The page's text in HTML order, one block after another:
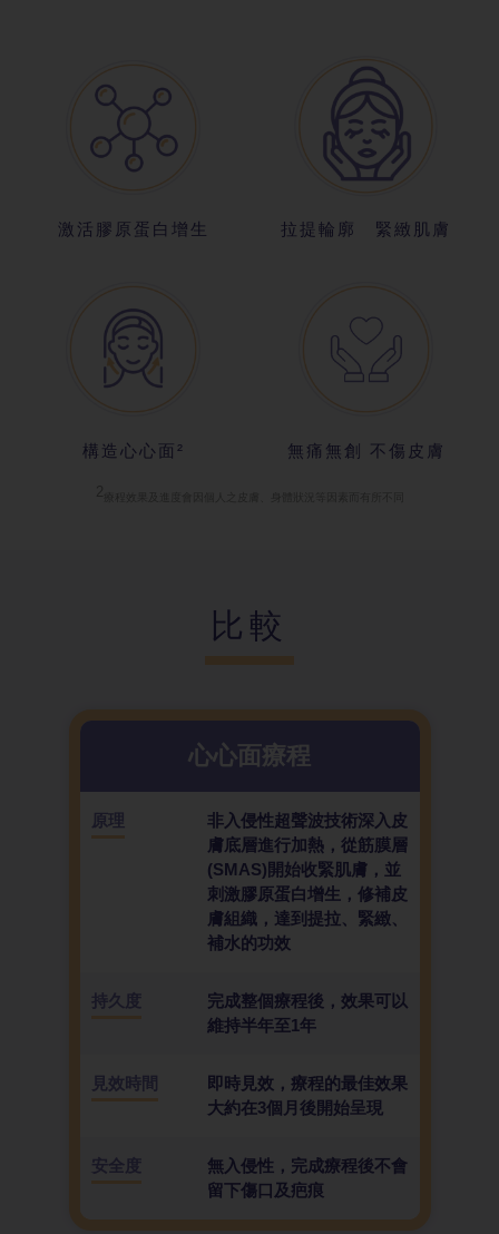
激活膠原蛋白 增生 拉提輪廓 緊 緻肌膚
構造心心面² 無痛無創 不 傷皮膚
比較
心心面療程
原理
非入侵性超聲波技術深入皮
膚底層進行加熱，從筋膜層
(SMAS)開始收緊肌膚，並
刺激膠原蛋白增生，修補皮
膚組織，達到提拉、緊緻、
補水的功效
持久度
完成整個療程後，效果可以
維持半年至1年
見效時間
即時見效，療程的最佳效果
大約在3個月後開始呈現
安全度
無入侵性，完成療程後不會
留下傷口及疤痕